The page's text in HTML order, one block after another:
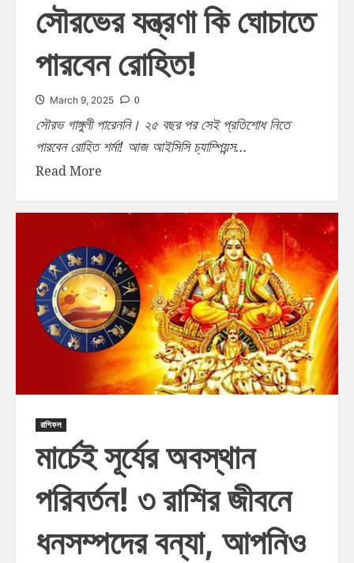
সৌরভের যন্ত্রণা কি ঘোচাতে
পারবেন রোহিত!
March 9, 2025 0
সৌরভ গাঙ্গুলী পারেননি। ২৫ বছর পর সেই প্রতিশোধ নিতে
পারবেন রোহিত শর্মা! আজ আইসিসি চ্যাম্পিয়ন্স...
Read More
রাশিফল
মার্চেই সূর্যের অবস্থান
পরিবর্তন! ৩ রাশির জীবনে
ধনসম্পদের বন্যা, আপনিও